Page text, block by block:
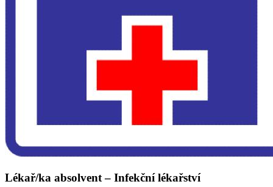
Lékař/ka absolvent – Infekční lékařství